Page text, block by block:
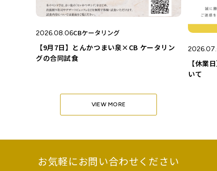
2026.08.06CBケータリング
【9月7日】とんかつまい泉×CB ケータリン
グの合同試食
【休業
いて
VIEW MORE
お気軽にお問い合わせください